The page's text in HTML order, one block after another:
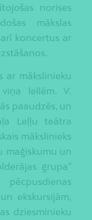
norises
mākslas
koncertus ar
ar mākslinieku
lellēm. V.
paaudzēs, un
Leļļu teātra
mākslinieks
maģiskumu un
grupa”
ekskursijām,
dziesminieku